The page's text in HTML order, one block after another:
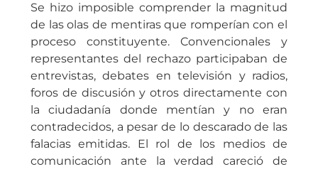
Se hizo imposible comprender la magnitud
de las olas de mentiras que romperían con el
proceso constituyente. Convencionales y
representantes del rechazo participaban de
entrevistas, debates en televisión y radios,
foros de discusión y otros directamente con
la ciudadanía donde mentían y no eran
contradecidos, a pesar de lo descarado de las
falacias emitidas. El rol de los medios de
comunicación ante la verdad careció de